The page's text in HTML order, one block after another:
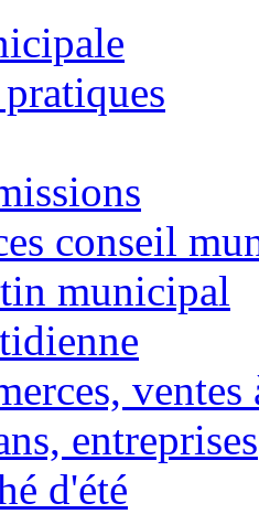
conseil
municipal
ventes
entreprises
d'été